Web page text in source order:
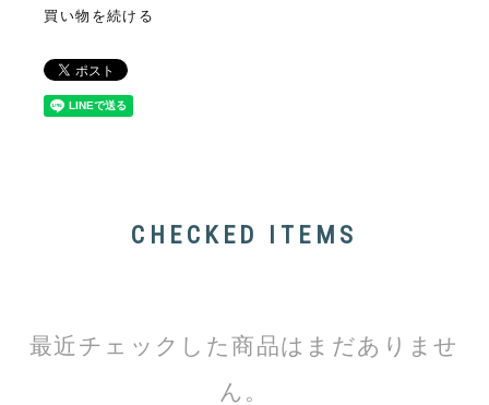
買い物を続ける
CHECKED ITEMS
最近チェックした商品はまだありませ
ん。